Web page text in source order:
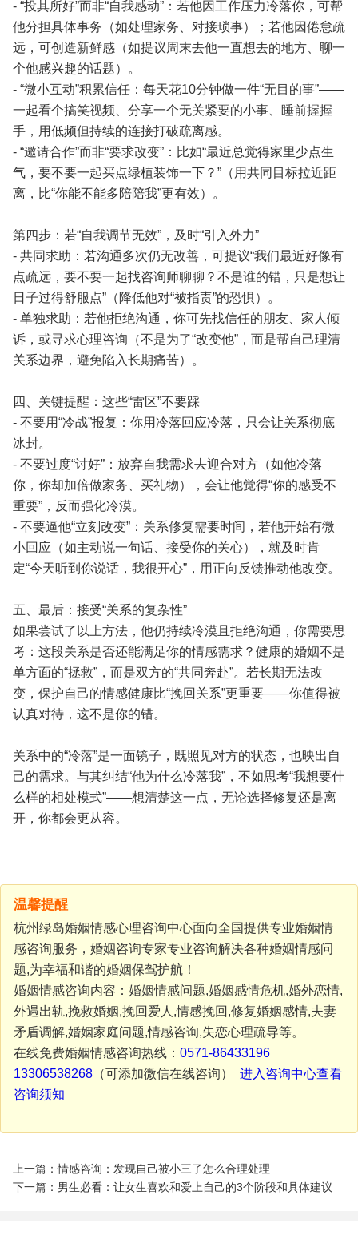
- “投其所好”而非“自我感动”：若他因工作压力冷落你，可帮
他分担具体事务（如处理家务、对接琐事）；若他因倦怠疏
远，可创造新鲜感（如提议周末去他一直想去的地方、聊一
个他感兴趣的话题）。
- “微小互动”积累信任：每天花10分钟做一件“无目的事”——
一起看个搞笑视频、分享一个无关紧要的小事、睡前握握
手，用低频但持续的连接打破疏离感。
- “邀请合作”而非“要求改变”：比如“最近总觉得家里少点生
气，要不要一起买点绿植装饰一下？”（用共同目标拉近距
离，比“你能不能多陪陪我”更有效）。
第四步：若“自我调节无效”，及时“引入外力”
- 共同求助：若沟通多次仍无改善，可提议“我们最近好像有
点疏远，要不要一起找咨询师聊聊？不是谁的错，只是想让
日子过得舒服点”（降低他对“被指责”的恐惧）。
- 单独求助：若他拒绝沟通，你可先找信任的朋友、家人倾
诉，或寻求心理咨询（不是为了“改变他”，而是帮自己理清
关系边界，避免陷入长期痛苦）。
四、关键提醒：这些“雷区”不要踩
- 不要用“冷战”报复：你用冷落回应冷落，只会让关系彻底
冰封。
- 不要过度“讨好”：放弃自我需求去迎合对方（如他冷落
你，你却加倍做家务、买礼物），会让他觉得“你的感受不
重要”，反而强化冷漠。
- 不要逼他“立刻改变”：关系修复需要时间，若他开始有微
小回应（如主动说一句话、接受你的关心），就及时肯
定“今天听到你说话，我很开心”，用正向反馈推动他改变。
五、最后：接受“关系的复杂性”
如果尝试了以上方法，他仍持续冷漠且拒绝沟通，你需要思
考：这段关系是否还能满足你的情感需求？健康的婚姻不是
单方面的“拯救”，而是双方的“共同奔赴”。若长期无法改
变，保护自己的情感健康比“挽回关系”更重要——你值得被
认真对待，这不是你的错。
关系中的“冷落”是一面镜子，既照见对方的状态，也映出自
己的需求。与其纠结“他为什么冷落我”，不如思考“我想要什
么样的相处模式”——想清楚这一点，无论选择修复还是离
开，你都会更从容。
温馨提醒
杭州绿岛婚姻情感心理咨询中心面向全国提供专业婚姻情
感咨询服务，婚姻咨询专家专业咨询解决各种婚姻情感问
题,为幸福和谐的婚姻保驾护航！
婚姻情感咨询内容：婚姻情感问题,婚姻感情危机,婚外恋情,
外遇出轨,挽救婚姻,挽回爱人,情感挽回,修复婚姻感情,夫妻
矛盾调解,婚姻家庭问题,情感咨询,失恋心理疏导等。
在线免费婚姻情感咨询热线： 0571-86433196
13306538268（可添加微信在线咨询） 进入咨询中心查看
咨询须知
上一篇：情感咨询：发现自己被小三了怎么合理处理
下一篇：男生必看：让女生喜欢和爱上自己的3个阶段和具体建议